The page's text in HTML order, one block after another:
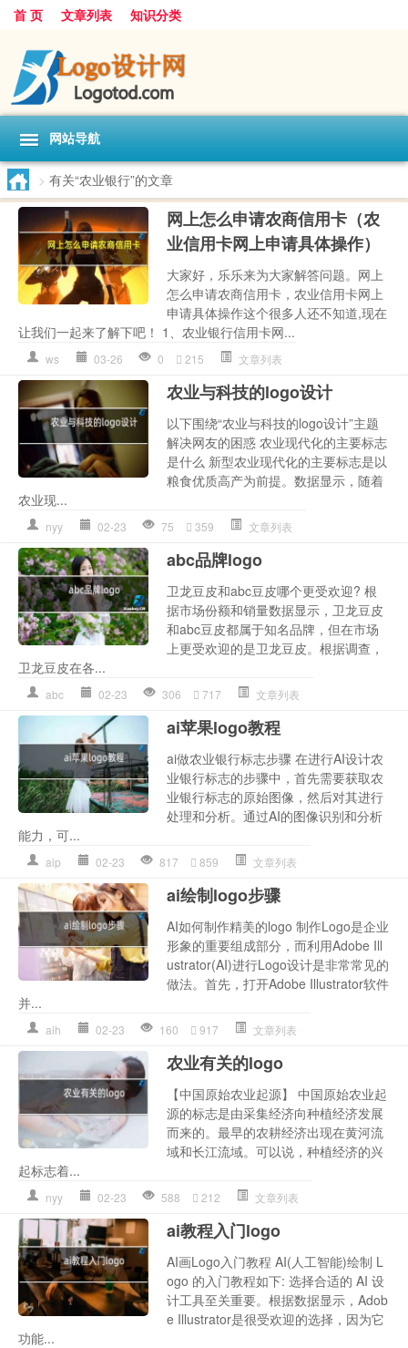
首 页 文章列表 知识分类
网站导航
> 有关“农业银行”的文章
网上怎么申请农商信用卡（农
业信用卡网上申请具体操作）
大家好，乐乐来为大家解答问题。网上
怎么申请农商信用卡，农业信用卡网上
申请具体操作这个很多人还不知道,现在
让我们一起来了解下吧！ 1、农业银行信用卡网...
ws 03-26 0 215 文章列表
农业与科技的logo设计
以下围绕“农业与科技的logo设计”主题
解决网友的困惑 农业现代化的主要标志
是什么 新型农业现代化的主要标志是以
粮食优质高产为前提。数据显示，随着
农业现...
nyy 02-23 75 359 文章列表
abc品牌logo
卫龙豆皮和abc豆皮哪个更受欢迎? 根
据市场份额和销量数据显示，卫龙豆皮
和abc豆皮都属于知名品牌，但在市场
上更受欢迎的是卫龙豆皮。根据调查，
卫龙豆皮在各...
abc 02-23 306 717 文章列表
ai苹果logo教程
ai做农业银行标志步骤 在进行AI设计农
业银行标志的步骤中，首先需要获取农
业银行标志的原始图像，然后对其进行
处理和分析。通过AI的图像识别和分析
能力，可...
aip 02-23 817 859 文章列表
ai绘制logo步骤
AI如何制作精美的logo 制作Logo是企业
形象的重要组成部分，而利用Adobe Ill
ustrator(AI)进行Logo设计是非常常见的
做法。首先，打开Adobe Illustrator软件
并...
aih 02-23 160 917 文章列表
农业有关的logo
【中国原始农业起源】 中国原始农业起
源的标志是由采集经济向种植经济发展
而来的。最早的农耕经济出现在黄河流
域和长江流域。可以说，种植经济的兴
起标志着...
nyy 02-23 588 212 文章列表
ai教程入门logo
AI画Logo入门教程 AI(人工智能)绘制 L
ogo 的入门教程如下: 选择合适的 AI 设
计工具至关重要。根据数据显示，Adob
e Illustrator是很受欢迎的选择，因为它
功能...